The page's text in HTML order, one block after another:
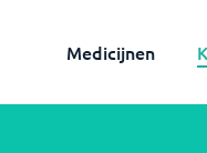
Medicijnen